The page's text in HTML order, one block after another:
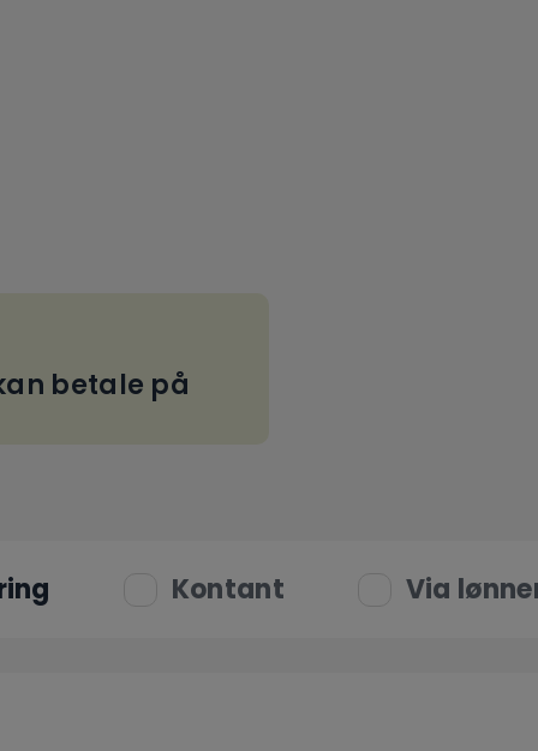
betale på
Kontant Via